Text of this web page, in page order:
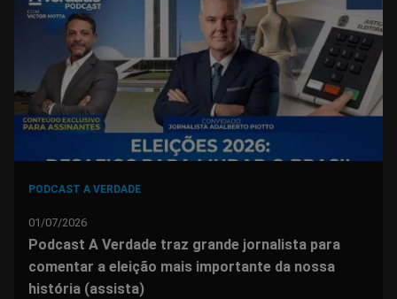
FacebookWhatsappTwitter MessengerTelegramGettr
PODCAST A VERDADE
01/07/2026
Podcast A Verdade traz grande jornalista para
comentar a eleição mais importante da nossa
história (assista)